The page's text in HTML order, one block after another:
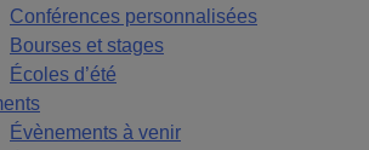
Conférences personnalisées
Bourses et stages
Écoles d’été
Évènements à venir